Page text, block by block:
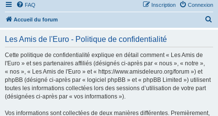
FAQ Connexion
Inscription
Accueil du forum
Les Amis de l'Euro - Politique de confidentialité
Cette politique de confidentialité explique en détail comment « Les Amis de
l'Euro » et ses partenaires affiliés (désignés ci-après par « nous », « notre »,
« nos », « Les Amis de l'Euro » et « https://www.amisdeleuro.org/forum ») et
phpBB (désigné ci-après par « logiciel phpBB » et « phpBB Limited ») utilisent
toutes les informations collectées lors des sessions d’utilisation de votre part
(désignées ci-après par « vos informations »).
Vos informations sont collectées de deux manières différentes. Premièrement,